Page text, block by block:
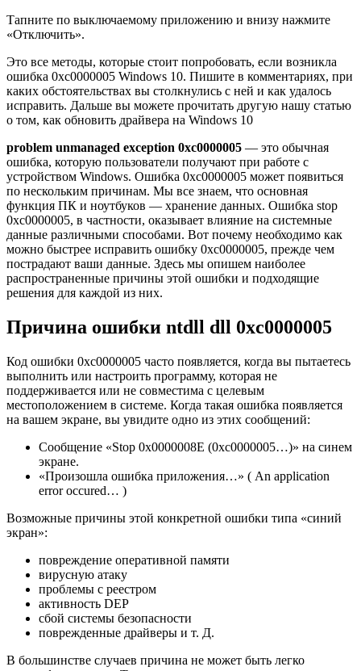
Тапните по выключаемому приложению и внизу нажмите
«Отключить».
Это все методы, которые стоит попробовать, если возникла
ошибка 0xc0000005 Windows 10. Пишите в комментариях, при
каких обстоятельствах вы столкнулись с ней и как удалось
исправить. Дальше вы можете прочитать другую нашу статью
о том, как обновить драйвера на Windows 10
problem unmanaged exception 0xc0000005 — это обычная
ошибка, которую пользователи получают при работе с
устройством Windows. Ошибка 0xc0000005 может появиться
по нескольким причинам. Мы все знаем, что основная
функция ПК и ноутбуков — хранение данных. Ошибка stop
0xc0000005, в частности, оказывает влияние на системные
данные различными способами. Вот почему необходимо как
можно быстрее исправить ошибку 0xc0000005, прежде чем
пострадают ваши данные. Здесь мы опишем наиболее
распространенные причины этой ошибки и подходящие
решения для каждой из них.
Причина ошибки ntdll dll 0xc0000005
Код ошибки 0xc0000005 часто появляется, когда вы пытаетесь
выполнить или настроить программу, которая не
поддерживается или не совместима с целевым
местоположением в системе. Когда такая ошибка появляется
на вашем экране, вы увидите одно из этих сообщений:
Сообщение «Stop 0x0000008E (0xc0000005…)» на синем
экране.
«Произошла ошибка приложения…» ( An application
error occured… )
Возможные причины этой конкретной ошибки типа «синий
экран»:
повреждение оперативной памяти
вирусную атаку
проблемы с реестром
активность DEP
сбой системы безопасности
поврежденные драйверы и т. Д.
В большинстве случаев причина не может быть легко